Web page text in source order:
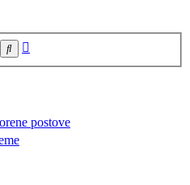
Pretraga
postove